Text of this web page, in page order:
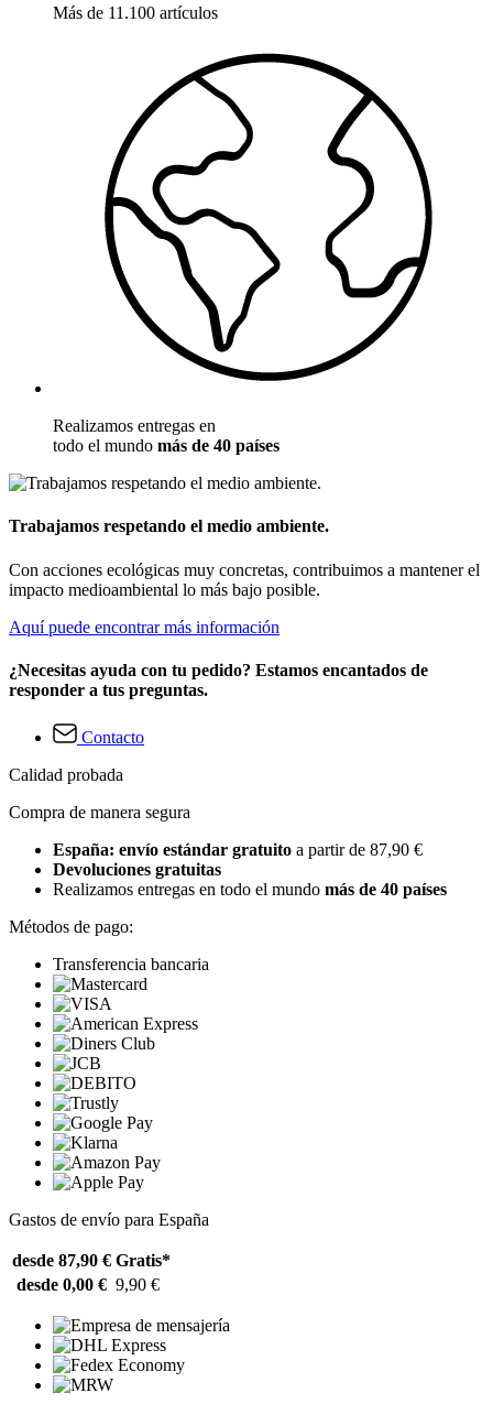
Más de 11.100 artículos
Realizamos entregas en
todo el mundo más de 40 países
Trabajamos respetando el medio ambiente.
Con acciones ecológicas muy concretas, contribuimos a mantener el
impacto medioambiental lo más bajo posible.
Aquí puede encontrar más información
¿Necesitas ayuda con tu pedido? Estamos encantados de
responder a tus preguntas.
Contacto
Calidad probada
Compra de manera segura
España: envío estándar gratuito a partir de 87,90 €
Devoluciones gratuitas
Realizamos entregas en todo el mundo más de 40 países
Métodos de pago:
Transferencia bancaria
Gastos de envío para España
desde 87,90 € Gratis*
desde 0,00 € 9,90 €